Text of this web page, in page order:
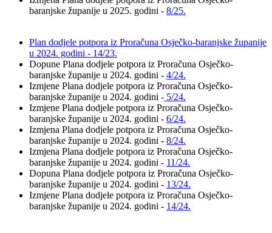
baranjske županije u 2025. godini - 8/25.
Plan dodjele potpora iz Proračuna Osječko-baranjske županije
u 2024. godini - 14/23.
Dopune Plana dodjele potpora iz Proračuna Osječko-
baranjske županije u 2024. godini - 4/24.
Izmjene Plana dodjele potpora iz Proračuna Osječko-
baranjske županije u 2024. godini - 5/24.
Izmjene Plana dodjele potpora iz Proračuna Osječko-
baranjske županije u 2024. godini - 6/24.
Izmjena Plana dodjele potpora iz Proračuna Osječko-
baranjske županije u 2024. godini - 8/24.
Izmjena Plana dodjele potpora iz Proračuna Osječko-
baranjske županije u 2024. godini - 11/24.
Dopuna Plana dodjele potpora iz Proračuna Osječko-
baranjske županije u 2024. godini - 13/24.
Izmjene Plana dodjele potpora iz Proračuna Osječko-
baranjske županije u 2024. godini - 14/24.